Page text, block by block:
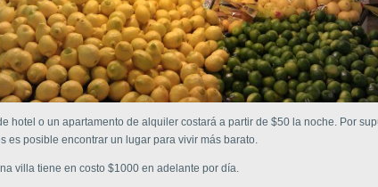
hotel o un apartamento de alquiler costará a partir de $50 la noche. Por
es posible encontrar un lugar para vivir más barato.
villa tiene en costo $1000 en adelante por día.